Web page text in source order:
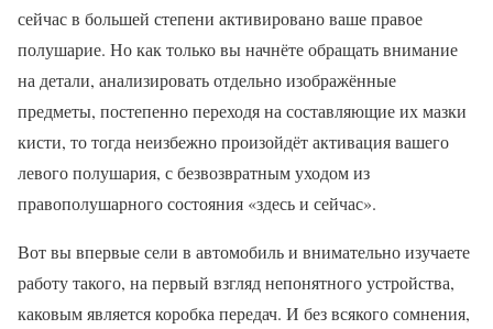
сейчас в большей степени активировано ваше правое
полушарие. Но как только вы начнёте обращать внимание
на детали, анализировать отдельно изображённые
предметы, постепенно переходя на составляющие их мазки
кисти, то тогда неизбежно произойдёт активация вашего
левого полушария, с безвозвратным уходом из
правополушарного состояния «здесь и сейчас».
Вот вы впервые сели в автомобиль и внимательно изучаете
работу такого, на первый взгляд непонятного устройства,
каковым является коробка передач. И без всякого сомнения,